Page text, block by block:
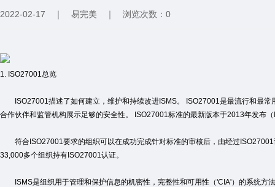
2022-02-17 ｜ 易完美 ｜ 浏览次数：0
1. ISO27001总览
ISO27001描述了如何建立，维护和持续改进ISMS。 ISO27001是最流行和最常
合作伙伴和监管机构展示足够的安全性。 ISO27001标准的最新版本于2013年发布
符合ISO27001要求的组织可以在成功完成针对标准的审核后，由经过
33,000多个组织持有ISO27001认证。
ISMS是组织用于管理和保护信息的机密性，完整性和可用性（'CIA'）的系统方